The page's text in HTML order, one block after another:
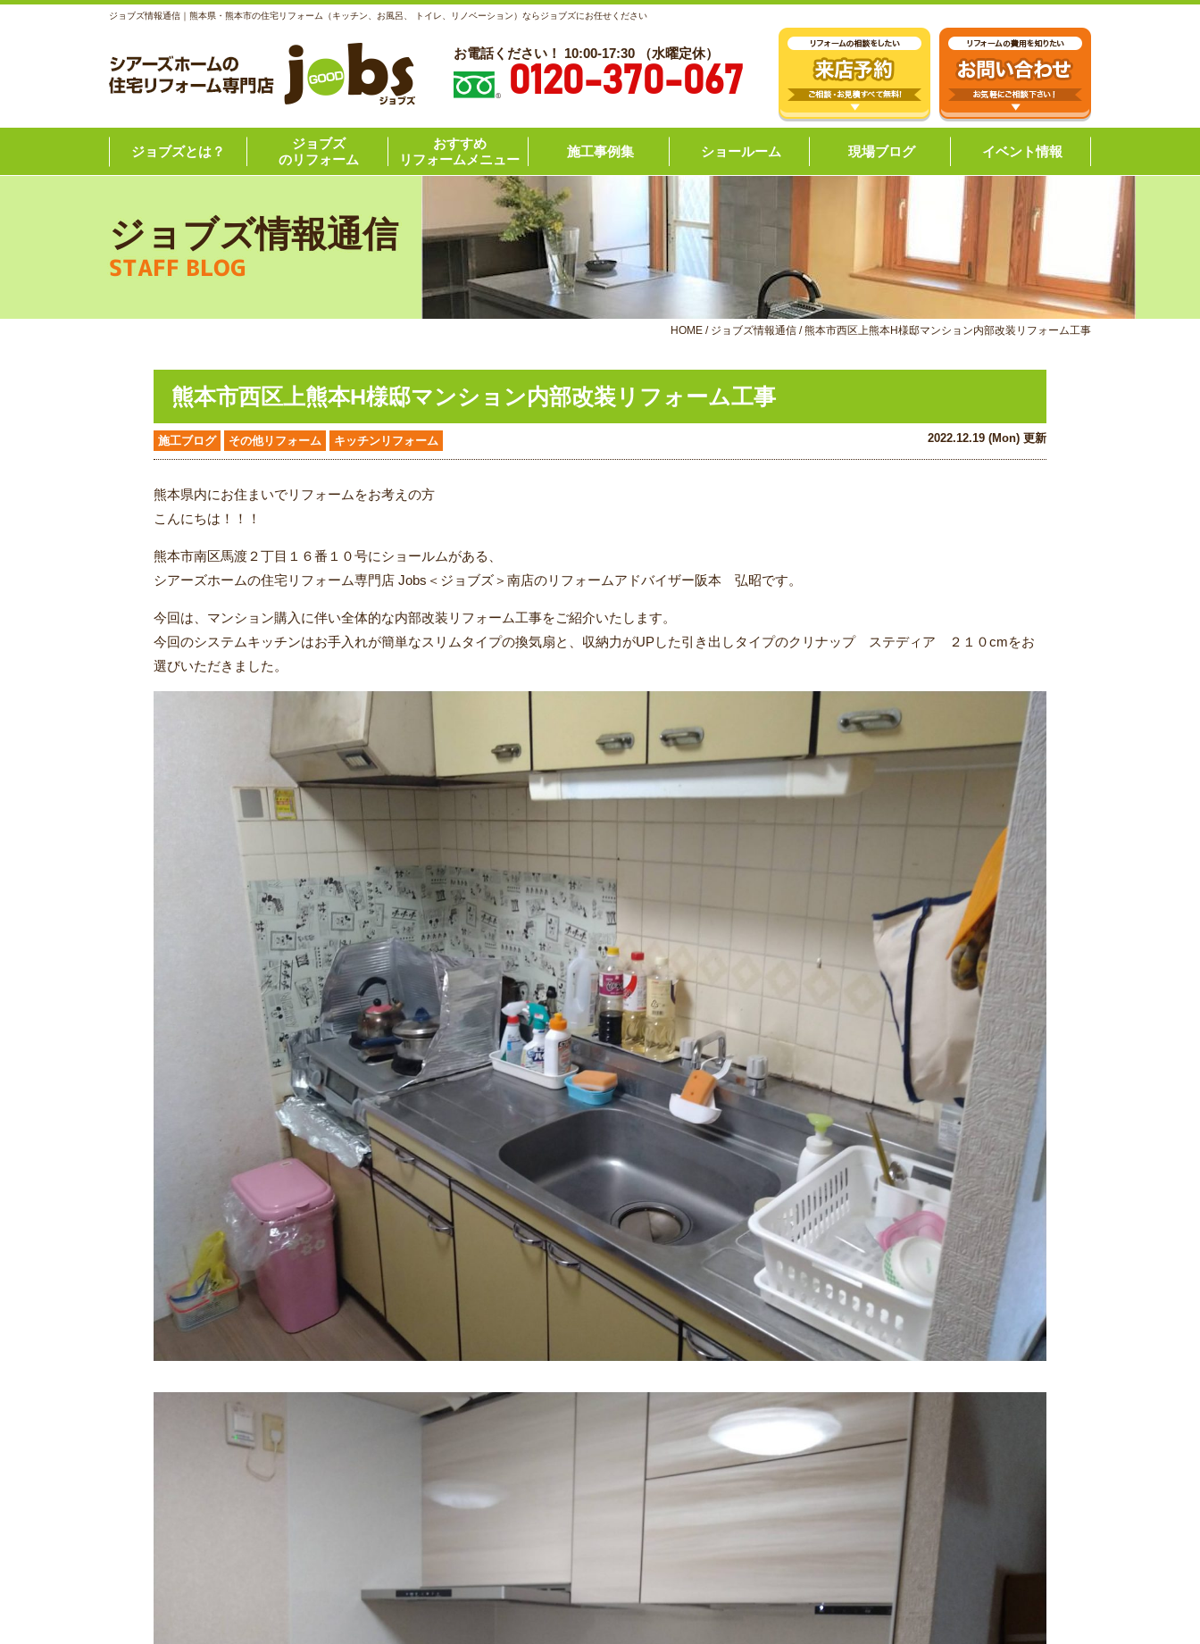
ジョブズ情報通信｜熊本県・熊本市の住宅リフォーム（キッチン、お風呂、 トイレ、リノベーション）ならジョブズにお任せください
お電話ください！ 10:00-17:30 （水曜定休）
0120-370-067
ジョブズとは？
ジョブズ
のリフォーム
おすすめ
リフォームメニュー
施工事例集 ショールーム 現場ブログ イベント情報
ジョブズ情報通信
STAFF BLOG
HOME / ジョブズ情報通信 /熊本市西区上熊本H様邸マンション内部改装リフォーム工事
熊本市西区上熊本H様邸マンション内部改装リフォーム工事
施工ブログ その他リフォーム キッチンリフォーム 2022.12.19 (Mon) 更新
熊本県内にお住まいでリフォームをお考えの方
こんにちは！！！
熊本市南区馬渡２丁目１６番１０号にショールムがある、
シアーズホームの住宅リフォーム専門店 Jobs＜ジョブズ＞南店のリフォームアドバイザー阪本 弘昭です。
今回は、マンション購入に伴い全体的な内部改装リフォーム工事をご紹介いたします。
今回のシステムキッチンはお手入れが簡単なスリムタイプの換気扇と、収納力がUPした引き出しタイプのクリナップ ステディア ２１０cmをお
選びいただきました。